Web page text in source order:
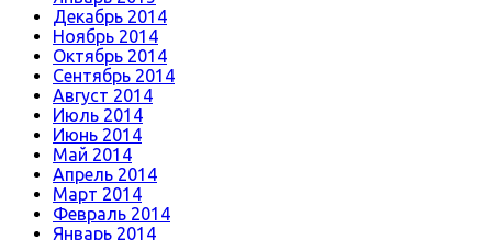
Декабрь 2014
Ноябрь 2014
Октябрь 2014
Сентябрь 2014
Август 2014
Июль 2014
Июнь 2014
Май 2014
Апрель 2014
Март 2014
Февраль 2014
Январь 2014